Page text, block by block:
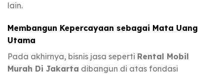
lain.
Membangun Kepercayaan sebagai Mata Uang
Utama
Pada akhirnya, bisnis jasa seperti Rental Mobil
Murah Di Jakarta dibangun di atas fondasi